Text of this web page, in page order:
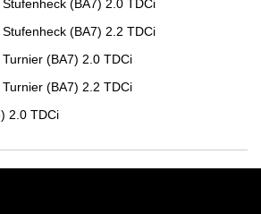
(BA7) 2.0 TDCi
(BA7) 2.2 TDCi
(BA7) 2.0 TDCi
(BA7) 2.2 TDCi
2.0 TDCi